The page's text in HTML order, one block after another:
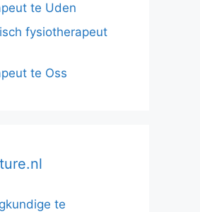
te Uden
fysiotherapeut
te Oss
te